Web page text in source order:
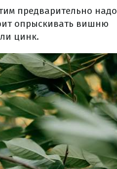
предварительно надо
опрыскивать вишню
цинк.